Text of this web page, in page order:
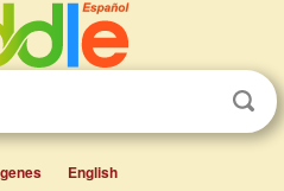
English